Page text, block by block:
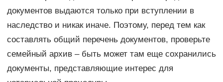
документов выдаются только при вступлении в
наследство и никак иначе. Поэтому, перед тем как
составлять общий перечень документов, проверьте
семейный архив – быть может там еще сохранились
документы, представляющие интерес для